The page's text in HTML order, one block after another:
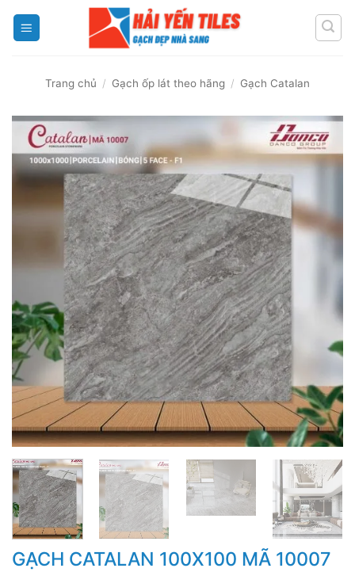
Trang chủ / Gạch ốp lát theo hãng / Gạch Catalan
GẠCH CATALAN 100X100 MÃ 10007